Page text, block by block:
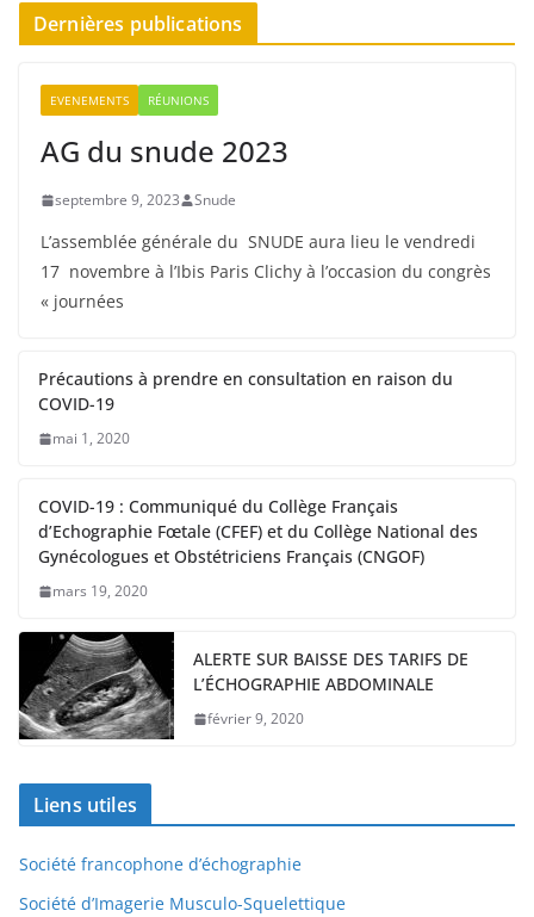
Dernières publications
EVENEMENTS RÉUNIONS
AG du snude 2023
septembre 9, 2023 Snude
L’assemblée générale du SNUDE aura lieu le vendredi
17 novembre à l’Ibis Paris Clichy à l’occasion du congrès
« journées
Précautions à prendre en consultation en raison du
COVID-19
mai 1, 2020
COVID-19 : Communiqué du Collège Français
d’Echographie Fœtale (CFEF) et du Collège National des
Gynécologues et Obstétriciens Français (CNGOF)
mars 19, 2020
ALERTE SUR BAISSE DES TARIFS DE
L’ÉCHOGRAPHIE ABDOMINALE
février 9, 2020
Liens utiles
Société francophone d’échographie
Société d’Imagerie Musculo-Squelettique